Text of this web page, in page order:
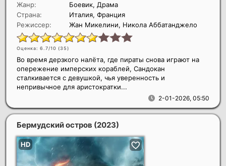
Жанр:
Боевик, Драма
Страна:
Италия, Франция
Режиссер:
Жан Микелини, Никола Аббатанджело
Оценка: 6.7/10 (35)
2-01-2026, 05:50
Во время дерзкого налёта, где пираты снова играют на
опережение имперских кораблей, Сандокан
сталкивается с девушкой, чья уверенность и
непривычное для аристократки...
Бермудский остров (2023)